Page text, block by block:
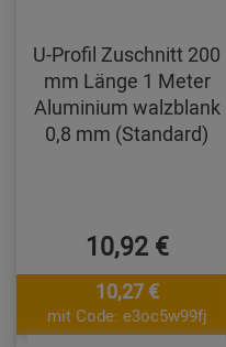
U-Profil Zuschnitt 200
mm Länge 1 Meter
Aluminium walzblank
0,8 mm (Standard)
10,92 €
10,27 €
mit Code: e3oc5w99fj